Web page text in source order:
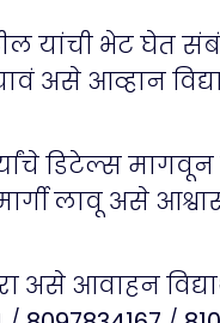
यांची भेट घेत
असे आव्हान
डिटेल्स मागवून
लावू असे
असे आवाहन